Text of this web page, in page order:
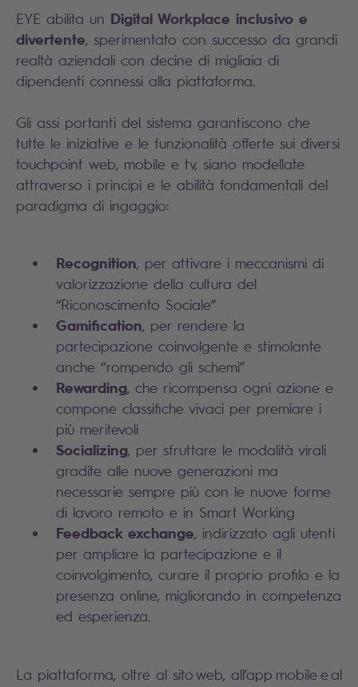
EYE abilita un Digital Workplace inclusivo e
divertente, sperimentato con successo da grandi
realtà aziendali con decine di migliaia di
dipendenti connessi alla piattaforma.
Gli assi portanti del sistema garantiscono che
tutte le iniziative e le funzionalità offerte sui diversi
touchpoint web, mobile e tv, siano modellate
attraverso i principi e le abilità fondamentali del
paradigma di ingaggio:
Recognition, per attivare i meccanismi di
valorizzazione della cultura del
“Riconoscimento Sociale”
Gamification, per rendere la
partecipazione coinvolgente e stimolante
anche “rompendo gli schemi”
Rewarding, che ricompensa ogni azione e
compone classifiche vivaci per premiare i
più meritevoli
Socializing, per sfruttare le modalità virali
gradite alle nuove generazioni ma
necessarie sempre più con le nuove forme
di lavoro remoto e in Smart Working
Feedback exchange, indirizzato agli utenti
per ampliare la partecipazione e il
coinvolgimento, curare il proprio profilo e la
presenza online, migliorando in competenza
ed esperienza.
La piattaforma, oltre al sito web, all’app mobile e al